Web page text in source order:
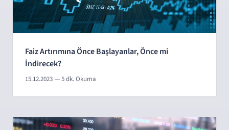
Faiz Artırımına Önce Başlayanlar, Önce mi
İndirecek?
15.12.2023 — 5 dk. Okuma